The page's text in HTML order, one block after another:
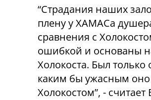
“Страдания наших
плену у ХАМАСа
сравнения с
ошибкой и основаны
Холокоста. Был
каким бы ужасным оно
Холокостом”, -